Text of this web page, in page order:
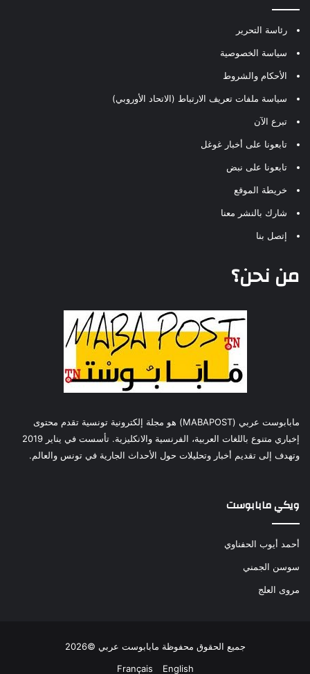
رئاسة التحرير
سياسة الخصوصية
الأحكام والشروط
سياسة ملفات تعريف الارتباط (الاتحاد الأوروبي)
تبرع الآن
تابعونا على أخبار غوغل
تابعونا على نبض
خريطة الموقع
شارك بالنشر معنا
إتصل بنا
من نحن؟
مابابوست عربي (MABAPOST) هو مجلة إلكترونية تونسية تقدم محتوى
إخباري متنوع باللغات العربية، الفرنسية والانكليزية. تأسست في يناير 2019
وتهدف إلى تقديم أخبار وتحليلات حول الأحداث الجارية في تونس والعالم.
ويكي مابابوست
أحمد أيوب الحفناوي
سوسن الجمني
مروى العلج
جميع الحقوق محفوظة مابابوست عربي ©2026
English
Français